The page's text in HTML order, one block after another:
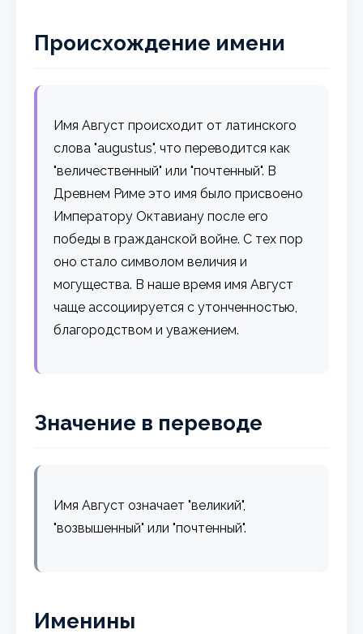
Происхождение имени
Имя Август происходит от латинского
слова "augustus", что переводится как
"величественный" или "почтенный". В
Древнем Риме это имя было присвоено
Императору Октавиану после его
победы в гражданской войне. С тех пор
оно стало символом величия и
могущества. В наше время имя Август
чаще ассоциируется с утонченностью,
благородством и уважением.
Значение в переводе
Имя Август означает "великий",
"возвышенный" или "почтенный".
Именины